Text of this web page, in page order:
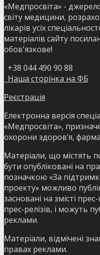
«Медпросвіта» -
світу медицини,
лікарів усіх
матеріалів сайту
обов'язкове!
+38 044 490 90 88
Наша сторінка на ФБ
Реєстрація
Електронна версія
«Медпросвіта»,
охорони здоров’я,
Матеріали, що містять
бути опубліковані на
позначкою «За
проекту» можливо
засновані на змісті
прес-релізів, і можуть
реклами.
Матеріали, відмічені
правах реклами.